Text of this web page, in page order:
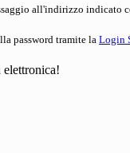
all'indirizzo indicato
password tramite la Login
elettronica!